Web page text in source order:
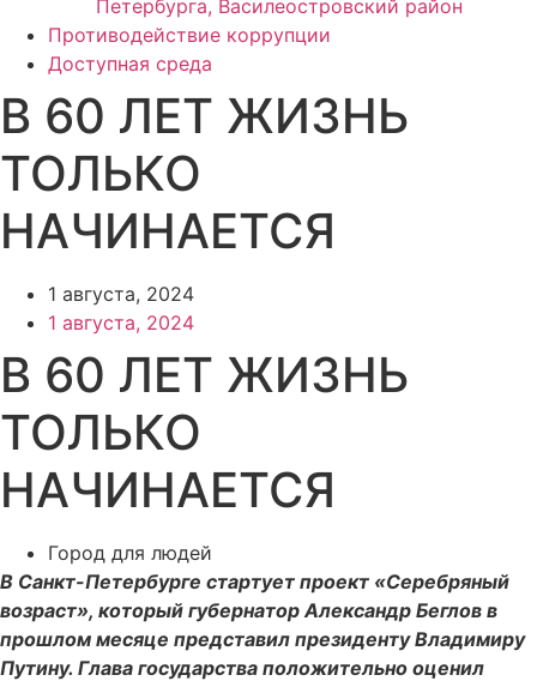
Петербурга, Василеостровский район
Противодействие коррупции
Доступная среда
В 60 ЛЕТ ЖИЗНЬ
ТОЛЬКО
НАЧИНАЕТСЯ
1 августа, 2024
1 августа, 2024
В 60 ЛЕТ ЖИЗНЬ
ТОЛЬКО
НАЧИНАЕТСЯ
Город для людей
В Санкт-Петербурге стартует проект «Серебряный
возраст», который губернатор Александр Беглов в
прошлом месяце представил президенту Владимиру
Путину. Глава государства положительно оценил